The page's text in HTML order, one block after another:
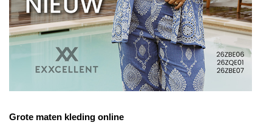
Grote maten kleding online